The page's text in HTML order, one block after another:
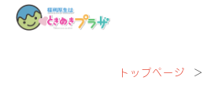
トップページ ＞